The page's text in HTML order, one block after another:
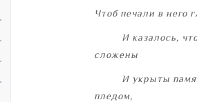
Чтоб печали в него
И казалось, что
сложены
И укрыты